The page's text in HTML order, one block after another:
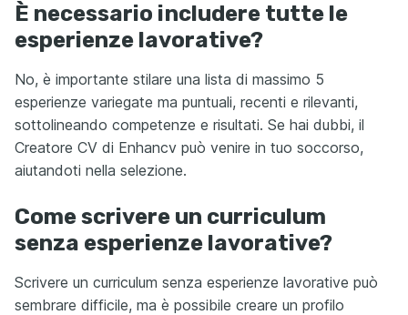
È necessario includere tutte le
esperienze lavorative?
No, è importante stilare una lista di massimo 5
esperienze variegate ma puntuali, recenti e rilevanti,
sottolineando competenze e risultati. Se hai dubbi, il
Creatore CV di Enhancv può venire in tuo soccorso,
aiutandoti nella selezione.
Come scrivere un curriculum
senza esperienze lavorative?
Scrivere un curriculum senza esperienze lavorative può
sembrare difficile, ma è possibile creare un profilo